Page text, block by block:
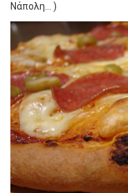
Νάπολη… )